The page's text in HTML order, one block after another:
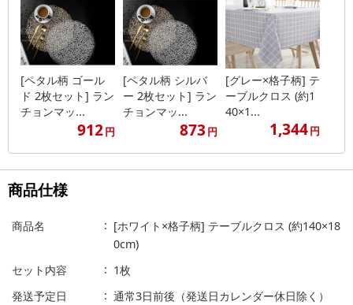
[ペタル柄 ゴール
ド 2枚セット] ラン
チョンマッ...
912円
[ペタル柄 シルバ
ー 2枚セット] ラン
チョンマッ...
873円
[グレー×格子柄] テ
ーブルクロス (約1
40×1...
1,344円
商品仕様
商品名
[ホワイト×格子柄] テーブルクロス (約140×18
0cm)
セット内容
1枚
発送予定日
通常3日前後（発送日カレンダー休日除く）